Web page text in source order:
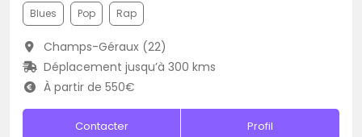
Blues Pop Rap
Champs-Géraux (22)
Déplacement jusqu’à 300 kms
À partir de 550€
Contacter Profil